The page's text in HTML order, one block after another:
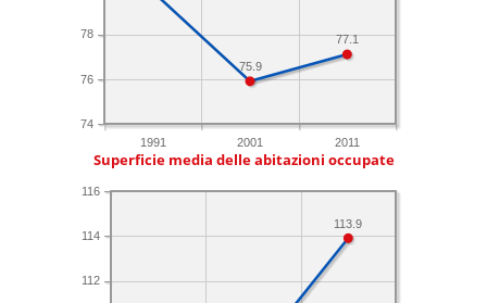
1991 2001 2011
74
76
78 77.1
75.9
Superficie media delle abitazioni occupate
112
114
116
113.9